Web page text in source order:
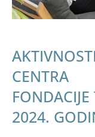
CENTRA
2024.